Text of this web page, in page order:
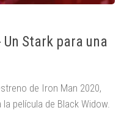
Stark para una
de Iron Man 2020,
película de Black Widow.